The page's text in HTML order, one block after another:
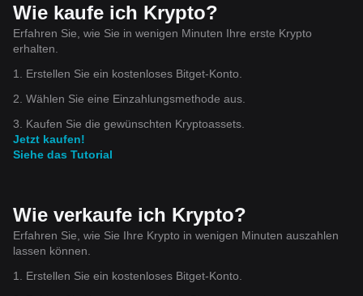
Wie kaufe ich Krypto?
Erfahren Sie, wie Sie in wenigen Minuten Ihre erste Krypto
erhalten.
1. Erstellen Sie ein kostenloses Bitget-Konto.
2. Wählen Sie eine Einzahlungsmethode aus.
3. Kaufen Sie die gewünschten Kryptoassets.
Jetzt kaufen!
Siehe das Tutorial
Wie verkaufe ich Krypto?
Erfahren Sie, wie Sie Ihre Krypto in wenigen Minuten auszahlen
lassen können.
1. Erstellen Sie ein kostenloses Bitget-Konto.